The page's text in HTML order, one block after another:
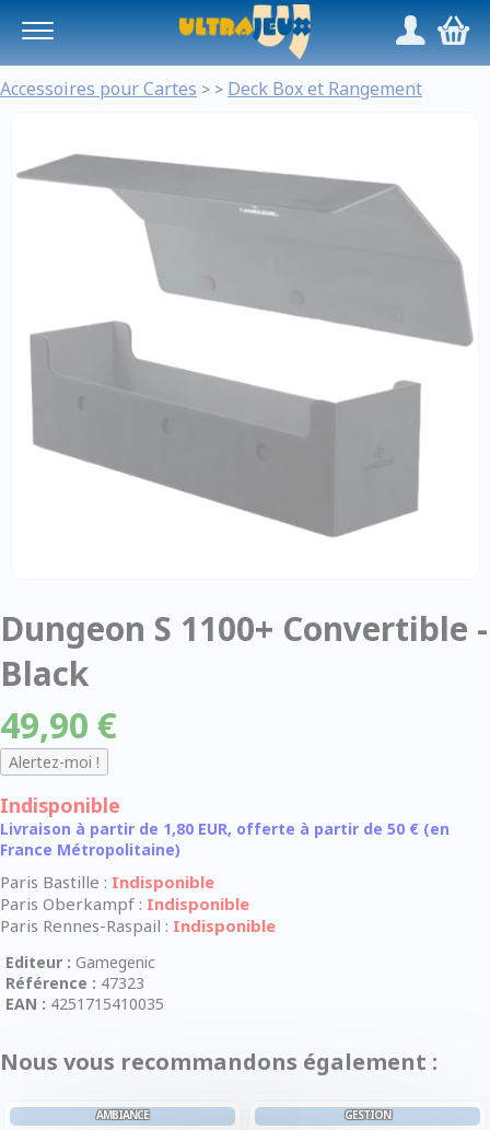
/,
Accessoires pour Cartes > > Deck Box et Rangement
Dungeon S 1100+ Convertible -
Black
49,90 €
Indisponible
Livraison à partir de 1,80 EUR, offerte à partir de 50 € (en
France Métropolitaine)
Paris Bastille : Indisponible
Paris Oberkampf : Indisponible
Paris Rennes-Raspail : Indisponible
Editeur : Gamegenic
Référence : 47323
EAN : 4251715410035
Nous vous recommandons également :
AMBIANCE GESTION